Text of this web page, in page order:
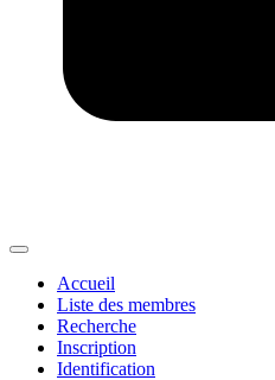
Accueil
Liste des membres
Recherche
Inscription
Identification